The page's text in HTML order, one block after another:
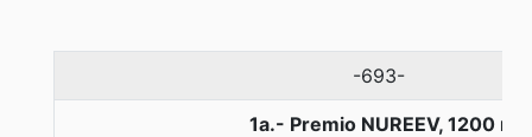
-693-
1a.- Premio NUREEV, 1200